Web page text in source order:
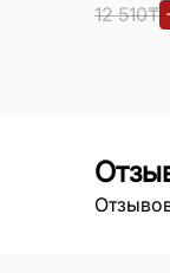
12 510₸